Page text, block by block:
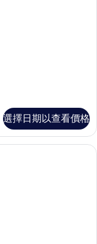
選擇日期以查看價格